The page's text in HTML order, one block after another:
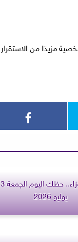
مزيدًا من الاستقرار
برج الجوزاء.. حظك اليوم الجمعة 3
يوليو 2026